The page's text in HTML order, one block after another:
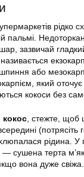
рідко
пальмі.
зазвичай
або
який
кокоси без
кокос, стежте, щоб
(потрясіть
рідина. У
— сушена терта
вона дуже свіжа.